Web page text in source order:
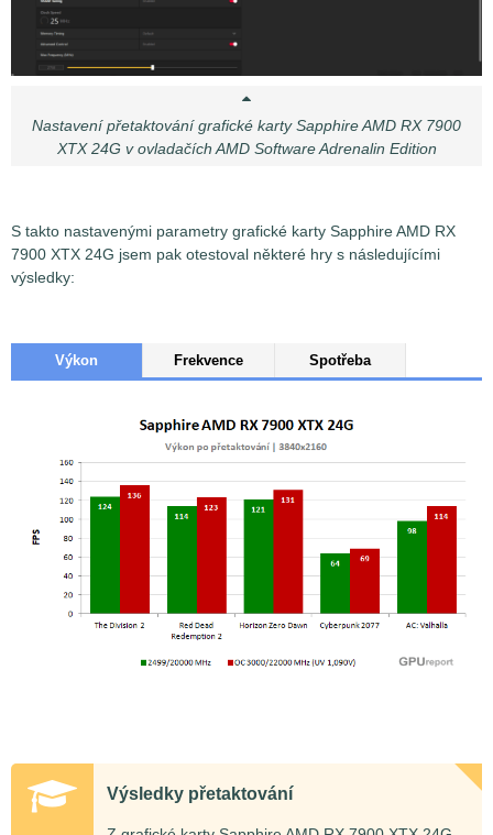
Nastavení přetaktování grafické karty Sapphire AMD RX 7900
XTX 24G v ovladačích AMD Software Adrenalin Edition
S takto nastavenými parametry grafické karty Sapphire AMD RX
7900 XTX 24G jsem pak otestoval některé hry s následujícími
výsledky:
Výkon Frekvence Spotřeba
Výsledky přetaktování